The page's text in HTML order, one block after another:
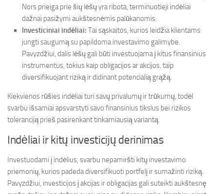
Nors prieiga prie šių lėšų yra ribota, terminuotieji indėliai
dažnai pasižymi aukštesnėmis palūkanomis.
Investiciniai indėliai: Tai sąskaitos, kurios leidžia klientams
jungti saugumą su papildoma investavimo galimybe.
Pavyzdžiui, dalis lėšų gali būti investuojama į kitus finansinius
instrumentus, tokius kaip obligacijos ar akcijos, taip
diversifikuojant riziką ir didinant potencialią grąžą.
Kiekvienos rūšies indėliai turi savų privalumų ir trūkumų, todėl
svarbu išsamiai apsvarstyti savo finansinius tikslus bei rizikos
toleranciją prieš pasirenkant tinkamiausią variantą.
Indėliai ir kitų investicijų derinimas
Investuodami į indėlius, svarbu nepamiršti kitų investavimo
priemonių, kurios padeda diversifikuoti portfelį ir sumažinti riziką.
Pavyzdžiui, investicijos į akcijas ir obligacijas gali suteikti aukštesnę